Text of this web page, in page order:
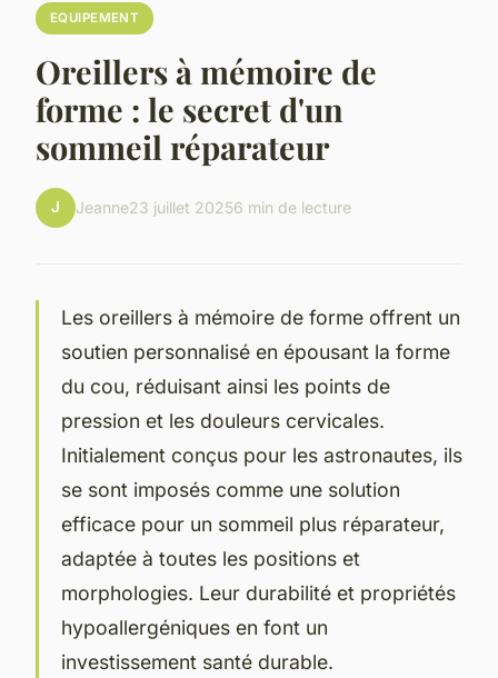
EQUIPEMENT
Oreillers à mémoire de
forme : le secret d'un
sommeil réparateur
J Jeanne23 juillet 20256 min de lecture
Les oreillers à mémoire de forme offrent un
soutien personnalisé en épousant la forme
du cou, réduisant ainsi les points de
pression et les douleurs cervicales.
Initialement conçus pour les astronautes, ils
se sont imposés comme une solution
efficace pour un sommeil plus réparateur,
adaptée à toutes les positions et
morphologies. Leur durabilité et propriétés
hypoallergéniques en font un
investissement santé durable.